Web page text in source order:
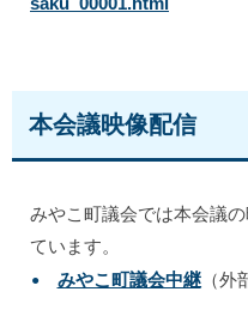
本会議映像配信
みやこ町議会では本会議
ています。
みやこ町議会中継（外